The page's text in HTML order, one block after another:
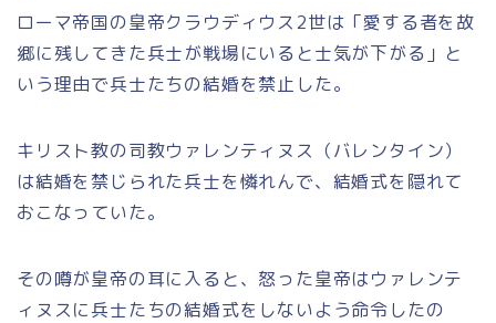
ローマ帝国の皇帝クラウディウス2世は 「愛する者を故
郷に残してきた兵士が戦場にいると士気が下がる」 と
いう理由で兵士たちの結婚を禁止した。
キリスト教の司教ウァレンティヌス（バレンタイン）
は結婚を禁じられた兵士を憐れんで、結婚式を隠れて
おこなっていた。
その噂が皇帝の耳に入ると、怒った皇帝はウァレンテ
ィヌスに兵士たちの結婚式をしないよう命令したの